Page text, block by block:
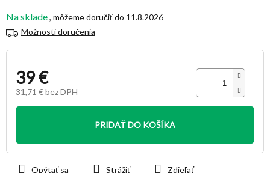
Na sklade
11.8.2026
Možnosti doručenia
39 €
31,71 € bez DPH
Jednotková
PRIDAŤ DO KOŠÍKA
Opýtať sa Strážiť Zdieľať